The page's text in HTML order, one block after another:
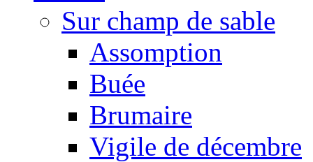
Sur champ de sable
Assomption
Buée
Brumaire
Vigile de décembre